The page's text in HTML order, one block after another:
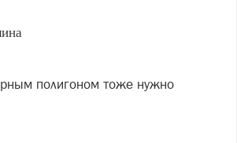
полигоном тоже нужно